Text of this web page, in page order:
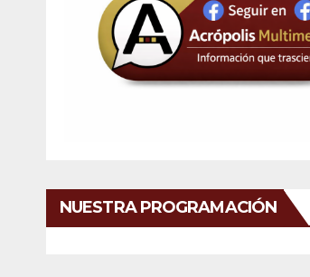
NUESTRA PROGRAMACIÓN